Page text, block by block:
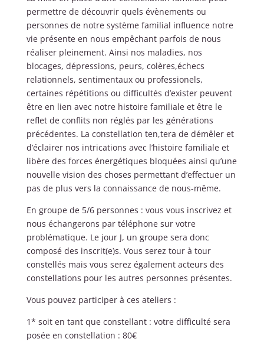
permettre de découvrir quels évènements ou
personnes de notre système familial influence notre
vie présente en nous empêchant parfois de nous
réaliser pleinement. Ainsi nos maladies, nos
blocages, dépressions, peurs, colères,échecs
relationnels, sentimentaux ou professionels,
certaines répétitions ou difficultés d’exister peuvent
être en lien avec notre histoire familiale et être le
reflet de conflits non réglés par les générations
précédentes. La constellation ten,tera de démêler et
d’éclairer nos intrications avec l’histoire familiale et
libère des forces énergétiques bloquées ainsi qu’une
nouvelle vision des choses permettant d’effectuer un
pas de plus vers la connaissance de nous-même.
En groupe de 5/6 personnes : vous vous inscrivez et
nous échangerons par téléphone sur votre
problématique. Le jour J, un groupe sera donc
composé des inscrit(e)s. Vous serez tour à tour
constellés mais vous serez également acteurs des
constellations pour les autres personnes présentes.
Vous pouvez participer à ces ateliers :
1* soit en tant que constellant : votre difficulté sera
posée en constellation : 80€